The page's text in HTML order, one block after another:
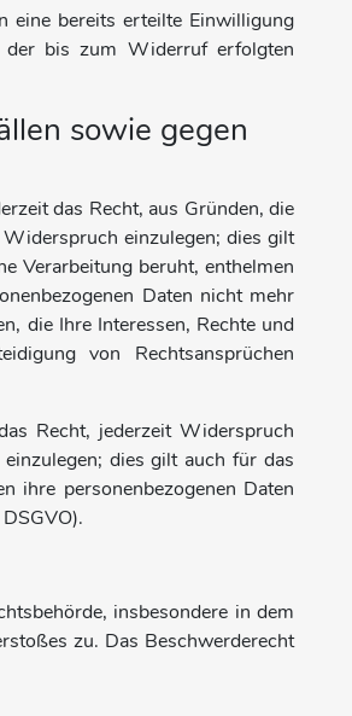
eine bereits erteilte Einwilligung
der bis zum Widerruf erfolgten
sowie gegen
das Recht, aus Gründen, die
einzulegen; dies gilt
Verarbeitung beruht, enthelmen
Daten nicht mehr
die Ihre Interessen, Rechte und
von Rechtsansprüchen
Recht, jederzeit Widerspruch
dies gilt auch für das
ihre personenbezogenen Daten
insbesondere in dem
zu. Das Beschwerderecht